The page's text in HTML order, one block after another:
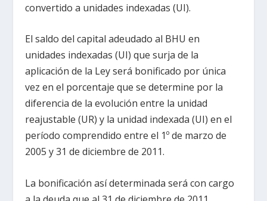
convertido a unidades indexadas (UI).
El saldo del capital adeudado al BHU en
unidades indexadas (UI) que surja de la
aplicación de la Ley será bonificado por única
vez en el porcentaje que se determine por la
diferencia de la evolución entre la unidad
reajustable (UR) y la unidad indexada (UI) en el
período comprendido entre el 1º de marzo de
2005 y 31 de diciembre de 2011.
La bonificación así determinada será con cargo